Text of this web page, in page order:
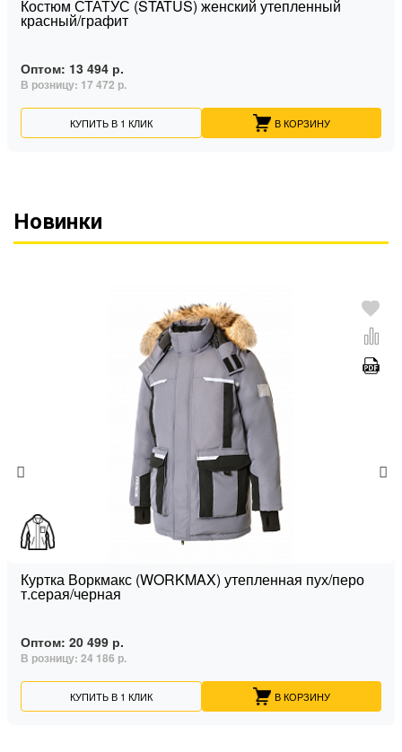
Костюм СТАТУС (STATUS) женский утепленный
красный/графит
Оптом: 13 494 р.
В розницу: 17 472 р.
КУПИТЬ В 1 КЛИК В КОРЗИНУ
Новинки
Куртка Воркмакс (WORKMAX) утепленная пух/перо
т.серая/черная
Оптом: 20 499 р.
В розницу: 24 186 р.
КУПИТЬ В 1 КЛИК В КОРЗИНУ